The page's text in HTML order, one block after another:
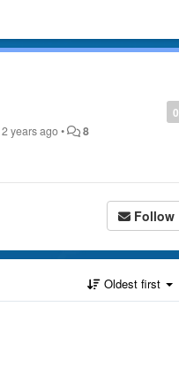
0
2 years ago• 8
Follow
Oldest first